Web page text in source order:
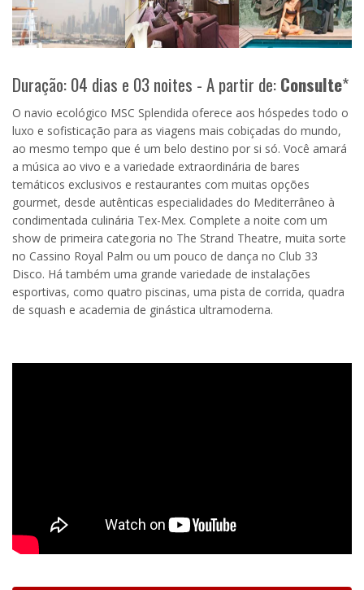
Duração: 04 dias e 03 noites - A partir de:Consulte*
O navio ecológico MSC Splendida oferece aos hóspedes todo o
luxo e sofisticação para as viagens mais cobiçadas do mundo,
ao mesmo tempo que é um belo destino por si só. Você amará
a música ao vivo e a variedade extraordinária de bares
temáticos exclusivos e restaurantes com muitas opções
gourmet, desde autênticas especialidades do Mediterrâneo à
condimentada culinária Tex-Mex. Complete a noite com um
show de primeira categoria no The Strand Theatre, muita sorte
no Cassino Royal Palm ou um pouco de dança no Club 33
Disco. Há também uma grande variedade de instalações
esportivas, como quatro piscinas, uma pista de corrida, quadra
de squash e academia de ginástica ultramoderna.